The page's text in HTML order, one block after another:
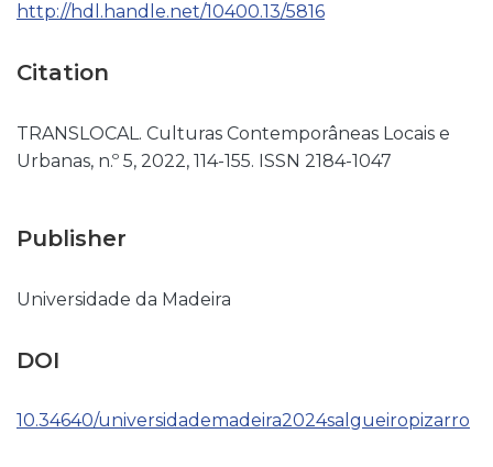
http://hdl.handle.net/10400.13/5816
Citation
TRANSLOCAL. Culturas Contemporâneas Locais e
Urbanas, n.º 5, 2022, 114-155. ISSN 2184-1047
Publisher
Universidade da Madeira
DOI
10.34640/universidademadeira2024salgueiropizarro